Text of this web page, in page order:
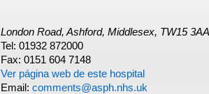
London Road, Ashford, Middlesex, TW15 3AA
Tel: 01932 872000
Fax: 0151 604 7148
Ver página web de este hospital
Email: comments@asph.nhs.uk